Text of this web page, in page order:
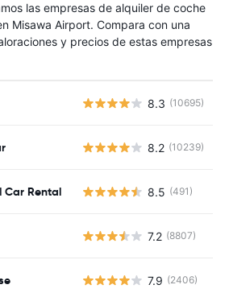
las empresas de alquiler de coche
Misawa Airport. Compara con una
y precios de estas empresas
8.3 (10695)
8.2 (10239)
Car Rental 8.5 (491)
7.2 (8807)
7.9 (2406)